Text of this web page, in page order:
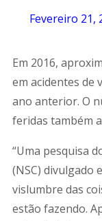
Fevereiro 21,
Em 2016,
em acidentes de
ano anterior. O
feridas também
“Uma pesquisa
(NSC) divulgado
vislumbre das
estão fazendo.